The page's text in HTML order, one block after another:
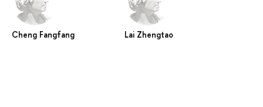
Cheng Fangfang Lai Zhengtao